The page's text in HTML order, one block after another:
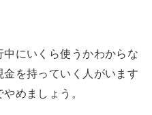
にいくら使うかわからな
を持っていく人がいます
めましょう。